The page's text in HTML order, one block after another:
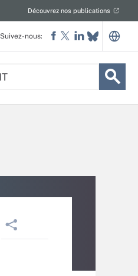
Découvrez nos publications
Suivez-nous: